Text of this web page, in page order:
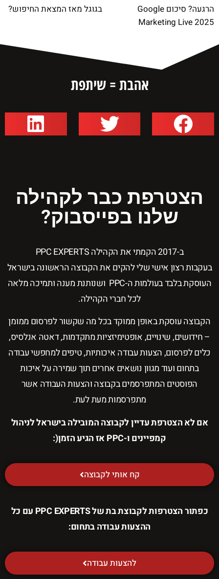
הרגעה? סיכום Google
Marketing Live 2025
בגוגל מאז המצאת החיפוש?
אהבת = שיתפת
הצטרפת כבר לקהילה
שלנו בפייסבוק?
ב-2017 הקמתי את הקהילה PPC EXPERTS
בעקבות רצון אישי שלי להקים את הקבוצה הראשונה בישראל
העוסקת בלבד בעולמות ה-PPC ושנותנת מענה ותמיכה מלאה
לכל חברי הקהילה.
הקבוצה עוסקת באופן ממוקד בכל מה שקשור לפרסום ממומן
– חידושים, שינויים, אופטימיזציות מתקדמות, דאטה אנלסיס,
כלים לפרסום, הצעות עבודה איכותיות, טיפים למחפשי עבודה
בתחום ועוד מגוון נושאים אחרים תוך שמירה על איכות
הפוסטים המתפרסמים בקבוצה והצעות העבודה אשר
מתפרסמות מעת לעת.
אם לא הצטרפת עדיין לקבוצה המובילה בישראל לניהול
קמפיינים ו-PPC אז הגיע הזמן(:
קח אותי לקבוצה
כפתור הצטרפות לקבוצת בת של PPC EXPERTS עם כל
ההצעות עבודה בתחום:
להצעות עבודה